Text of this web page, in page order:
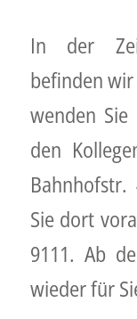
In der
befinden
wenden
den
Sie dort
9111. Ab
wieder für